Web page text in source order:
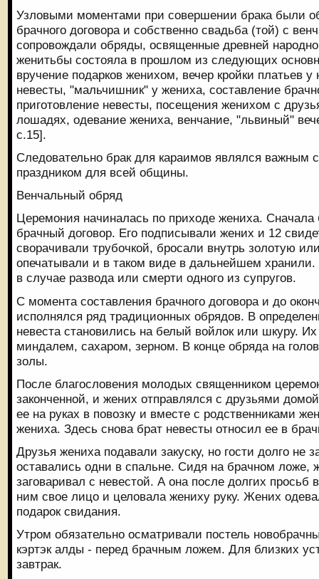
Узловыми моментами при совершении брака были
брачного договора и собственно свадьба (той) с
сопровождали обряды, освященные древней
женитьбы состояла в прошлом из следующих
вручение подарков женихом, вечер кройки платьев
невесты, "мальчишник" у жениха, составление
приготовление невесты, посещения женихом с
лошадях, одевание жениха, венчание, "львиный"
с.15].
Следовательно брак для караимов являлся
праздником для всей общины.
Венчальный обряд
Церемония начиналась по приходе жениха. Сначала
брачный договор. Его подписывали жених и 12
сворачивали трубочкой, бросали внутрь золотую
опечатывали и в таком виде в дальнейшем
в случае развода или смерти одного из супругов.
С момента составления брачного договора и до
исполнялся ряд традиционных обрядов. В
невеста становились на белый войлок или шкуру.
миндалем, сахаром, зерном. В конце обряда на
золы.
После благословения молодых священником
законченной, и жених отправлялся с друзьями
ее на руках в повозку и вместе с родственниками
жениха. Здесь снова брат невесты относил ее в
Друзья жениха подавали закуску, но гости долго не
оставались одни в спальне. Сидя на брачном ложе,
заговаривал с невестой. А она после долгих просьб
ним свое лицо и целовала жениху руку. Жених
подарок свидания.
Утром обязательно осматривали постель
кэртэк алды - перед брачным ложем. Для близких
завтрак.